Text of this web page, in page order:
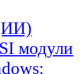
модули